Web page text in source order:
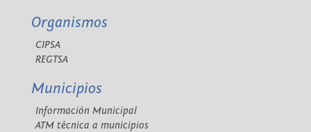
Organismos
CIPSA
REGTSA
Municipios
Información Municipal
ATM técnica a municipios